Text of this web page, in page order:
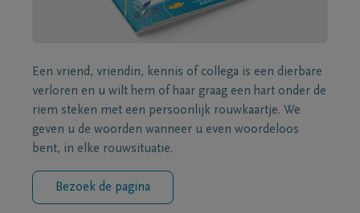
Een vriend, vriendin, kennis of collega is een dierbare
verloren en u wilt hem of haar graag een hart onder de
riem steken met een persoonlijk rouwkaartje. We
geven u de woorden wanneer u even woordeloos
bent, in elke rouwsituatie.
Bezoek de pagina